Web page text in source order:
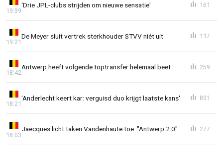
'Drie JPL-clubs strijden om nieuwe sensatie'
19:39
161
De Meyer sluit vertrek sterkhouder STVV niét uit
19:21
117
Antwerp heeft volgende toptransfer helemaal beet
18:42
259
'Anderlecht keert kar: verguisd duo krijgt laatste kans'
18:21
831
Jaecques licht taken Vandenhaute toe: "Antwerp 2.0"
18:03
277